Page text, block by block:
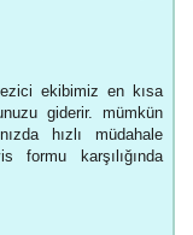
ekibimiz en kısa
giderir. mümkün
hızlı müdahale
formu karşılığında